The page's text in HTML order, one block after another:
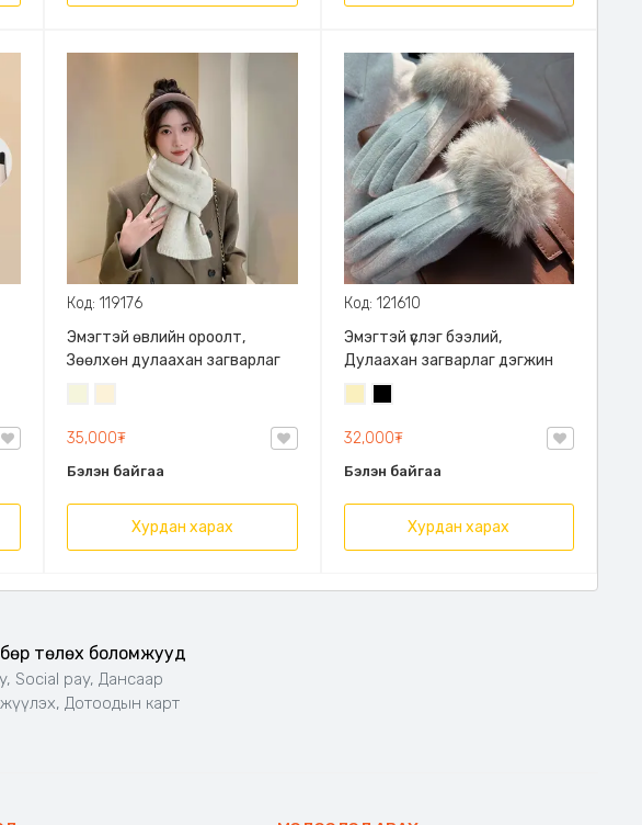
Код: 119176
Эмэгтэй өвлийн ороолт,
Зөөлхөн дулаахан загварлаг
/
Бэйж/
35,000₮
Бэлэн байгаа
Хурдан харах
Код: 121610
Эмэгтэй үслэг бээлий,
Дулаахан загварлаг дэгжин
Блонд/
32,000₮
Бэлэн байгаа
Хурдан харах
төлөх боломжууд
Social pay, Дансаар
Дотоодын карт